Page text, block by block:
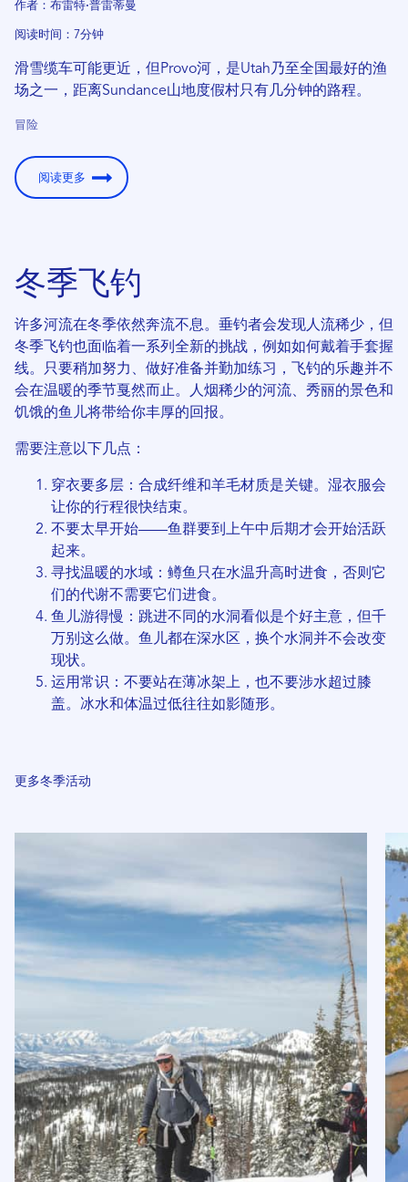
作者：布雷特·普雷蒂曼
阅读时间：7分钟
滑雪缆车可能更近，但Provo河，是Utah乃至全国最好的渔
场之一，距离Sundance山地度假村只有几分钟的路程。
冒险
阅读更多
冬季飞钓
许多河流在冬季依然奔流不息。垂钓者会发现人流稀少，但
冬季飞钓也面临着一系列全新的挑战，例如如何戴着手套握
线。只要稍加努力、做好准备并勤加练习，飞钓的乐趣并不
会在温暖的季节戛然而止。人烟稀少的河流、秀丽的景色和
饥饿的鱼儿将带给你丰厚的回报。
需要注意以下几点：
穿衣要多层：合成纤维和羊毛材质是关键。湿衣服会
让你的行程很快结束。
不要太早开始——鱼群要到上午中后期才会开始活跃
起来。
寻找温暖的水域：鳟鱼只在水温升高时进食，否则它
们的代谢不需要它们进食。
鱼儿游得慢：跳进不同的水洞看似是个好主意，但千
万别这么做。鱼儿都在深水区，换个水洞并不会改变
现状。
运用常识：不要站在薄冰架上，也不要涉水超过膝
盖。冰水和体温过低往往如影随形。
更多冬季活动